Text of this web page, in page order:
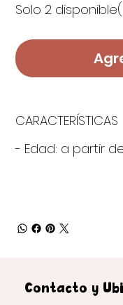
Solo 2
CARACTERÍSTICAS
- Edad: a partir
Contacto y